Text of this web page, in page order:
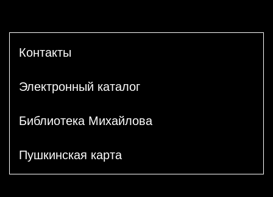
Контакты
Электронный каталог
Библиотека Михайлова
Пушкинская карта